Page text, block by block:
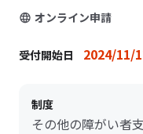
オンライン申請
受付開始日 2024/11/
制度
その他の障がい者